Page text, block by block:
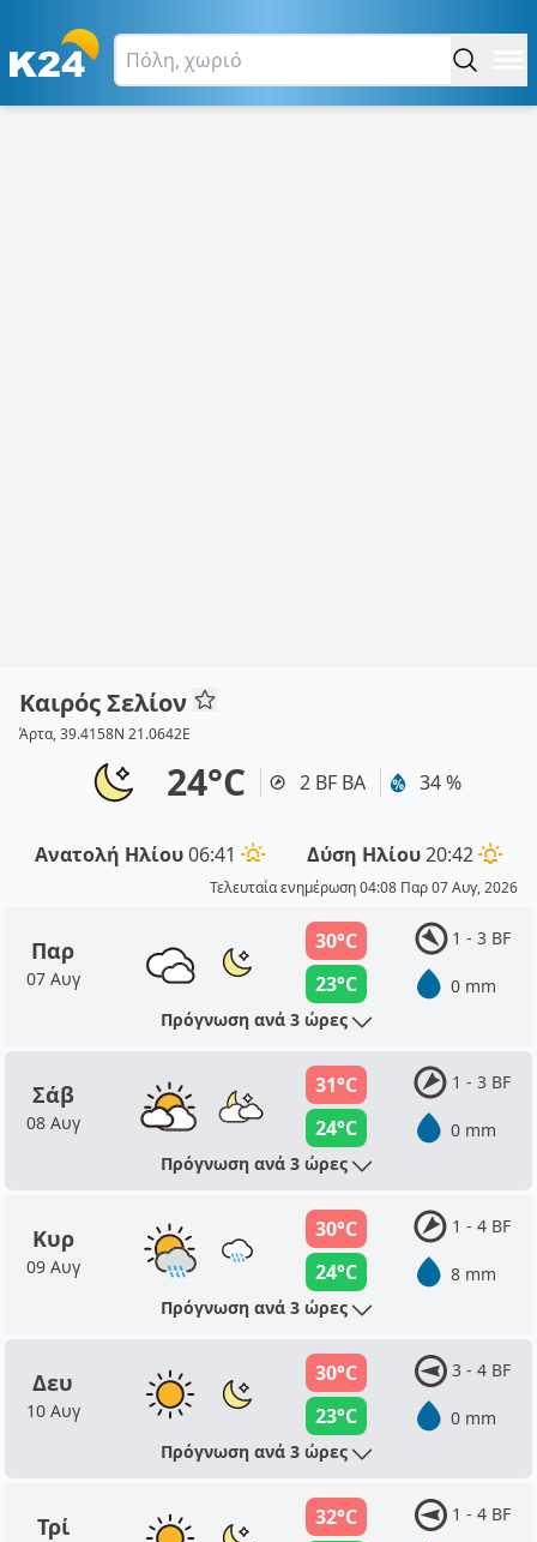
Καιρός Σελίον
Άρτα, 39.4158N 21.0642E
24°C 2 BF ΒΑ 34 %
Ανατολή Ηλίου06:41 Δύση Ηλίου20:42
Τελευταία ενημέρωση 04:08 Παρ 07 Αυγ, 2026
Παρ
07 Αυγ
30°C
23°C
1 - 3 BF
0 mm
Πρόγνωση ανά 3 ώρες
Σάβ
08 Αυγ
31°C
24°C
1 - 3 BF
0 mm
Πρόγνωση ανά 3 ώρες
Κυρ
09 Αυγ
30°C
24°C
1 - 4 BF
8 mm
Πρόγνωση ανά 3 ώρες
Δευ
10 Αυγ
30°C
23°C
3 - 4 BF
0 mm
Πρόγνωση ανά 3 ώρες
Τρί
32°C
1 - 4 BF